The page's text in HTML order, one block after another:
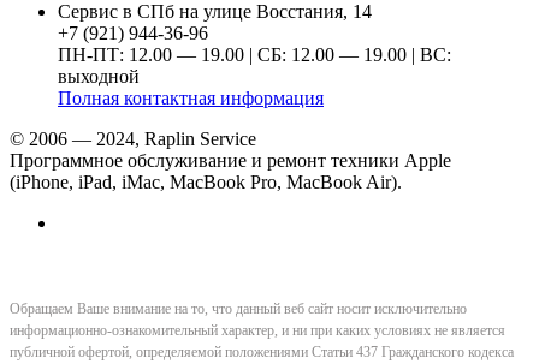
Сервис в СПб на улице Восстания, 14
+7 (921) 944-36-96
ПН-ПТ: 12.00 — 19.00 | СБ: 12.00 — 19.00 | ВС:
выходной
Полная контактная информация
© 2006 — 2024, Raplin Service
Программное обслуживание и ремонт техники Apple
(iPhone, iPad, iMac, MacBook Pro, MacBook Air).
Обращаем Ваше внимание на то, что данный веб сайт носит исключительно
информационно-ознакомительный характер, и ни при каких условиях не является
публичной офертой, определяемой положениями Статьи 437 Гражданского кодекса